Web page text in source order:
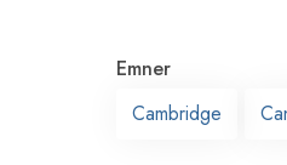
Emner
Cambridge